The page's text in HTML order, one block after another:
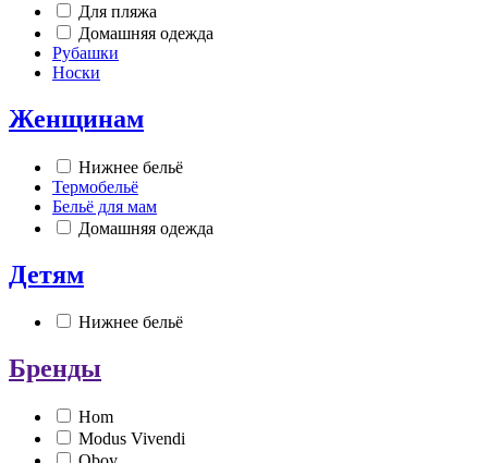
Для пляжа
Домашняя одежда
Рубашки
Носки
Женщинам
Нижнее бельё
Термобельё
Бельё для мам
Домашняя одежда
Детям
Нижнее бельё
Бренды
Hom
Modus Vivendi